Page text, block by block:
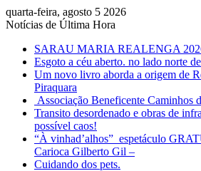
quarta-feira, agosto 5 2026
Notícias de Última Hora
SARAU MARIA REALENGA
Esgoto a céu aberto. no lado norte
Um novo livro aborda a origem de
Piraquara
Associação Beneficente Caminhos
Transito desordenado e obras de
possível caos!
“À vinhad’alhos” espetáculo
Carioca Gilberto Gil –
Cuidando dos pets.